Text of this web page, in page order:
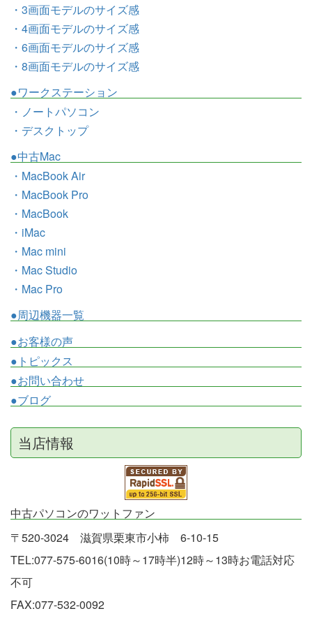
・3画面モデルのサイズ感
・4画面モデルのサイズ感
・6画面モデルのサイズ感
・8画面モデルのサイズ感
●ワークステーション
・ノートパソコン
・デスクトップ
●中古Mac
・MacBook Air
・MacBook Pro
・MacBook
・iMac
・Mac mini
・Mac Studio
・Mac Pro
●周辺機器一覧
●お客様の声
●トピックス
●お問い合わせ
●ブログ
当店情報
中古パソコンのワットファン
〒520-3024 滋賀県栗東市小柿 6-10-15
TEL:077-575-6016(10時～17時半)12時～13時お電話対応
不可
FAX:077-532-0092